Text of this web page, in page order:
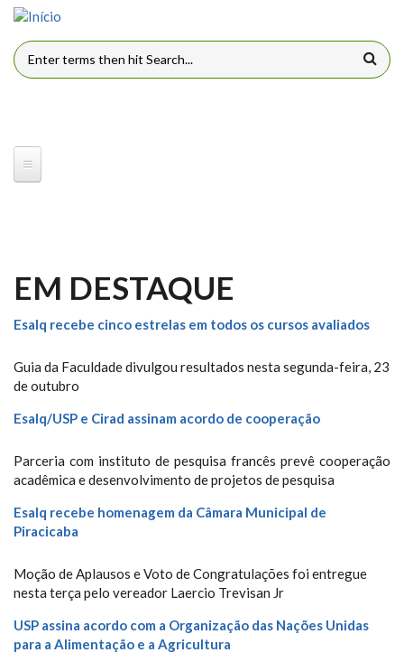
Pular para o conteúdo principal
FORMULÁRIO DE BUSCA
EM DESTAQUE
Esalq recebe cinco estrelas em todos os cursos avaliados
Guia da Faculdade divulgou resultados nesta segunda-feira, 23
de outubro
Esalq/USP e Cirad assinam acordo de cooperação
Parceria com instituto de pesquisa francês prevê cooperação
acadêmica e desenvolvimento de projetos de pesquisa
Esalq recebe homenagem da Câmara Municipal de
Piracicaba
Moção de Aplausos e Voto de Congratulações foi entregue
nesta terça pelo vereador Laercio Trevisan Jr
USP assina acordo com a Organização das Nações Unidas
para a Alimentação e a Agricultura